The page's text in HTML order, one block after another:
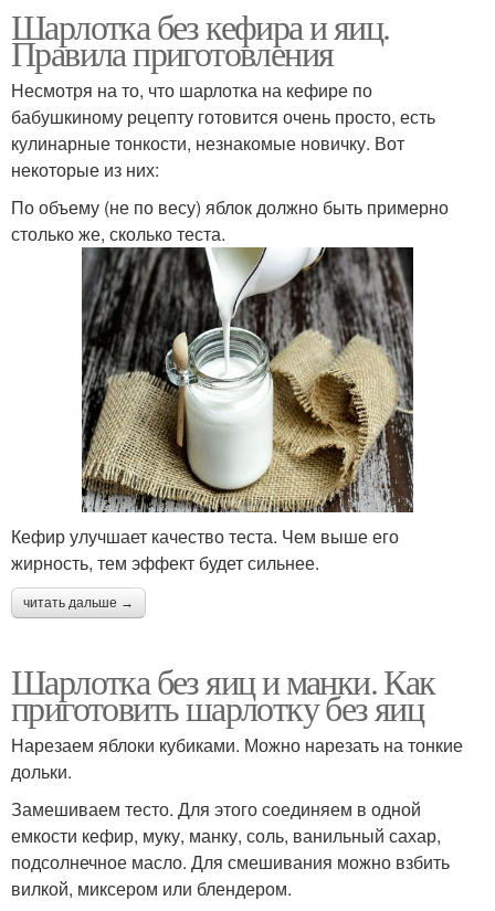
Шарлотка без кефира и яиц.
Правила приготовления
Несмотря на то, что шарлотка на кефире по
бабушкиному рецепту готовится очень просто, есть
кулинарные тонкости, незнакомые новичку. Вот
некоторые из них:
По объему (не по весу) яблок должно быть примерно
столько же, сколько теста.
Кефир улучшает качество теста. Чем выше его
жирность, тем эффект будет сильнее.
читать дальше →
Шарлотка без яиц и манки. Как
приготовить шарлотку без яиц
Нарезаем яблоки кубиками. Можно нарезать на тонкие
дольки.
Замешиваем тесто. Для этого соединяем в одной
емкости кефир, муку, манку, соль, ванильный сахар,
подсолнечное масло. Для смешивания можно взбить
вилкой, миксером или блендером.